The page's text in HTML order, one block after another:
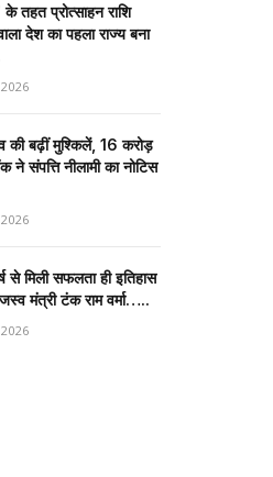
प्रोत्साहन राशि
देश का पहला राज्य बना
की बढ़ीं मुश्किलें, ₹16 करोड़
ने संपत्ति नीलामी का नोटिस
से मिली सफलता ही इतिहास
मंत्री टंक राम वर्मा…..